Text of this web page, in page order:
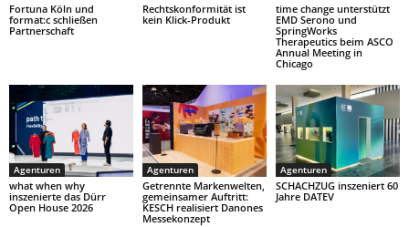
Fortuna Köln und
format:c schließen
Partnerschaft
Rechtskonformität ist
kein Klick-Produkt
time change unterstützt
EMD Serono und
SpringWorks
Therapeutics beim ASCO
Annual Meeting in
Chicago
Agenturen
what when why
inszenierte das Dürr
Open House 2026
Agenturen
Getrennte Markenwelten,
gemeinsamer Auftritt:
KESCH realisiert Danones
Messekonzept
Agenturen
SCHACHZUG inszeniert 60
Jahre DATEV